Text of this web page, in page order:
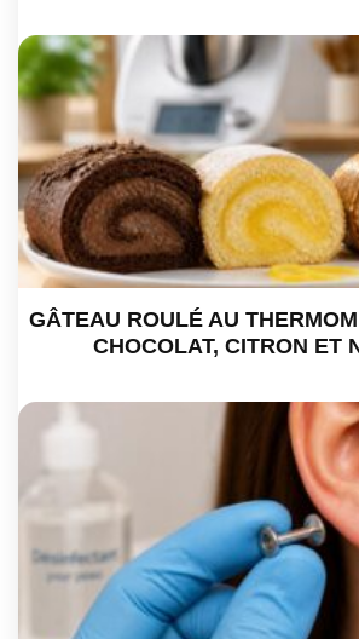
GÂTEAU ROULÉ AU
CHOCOLAT, CITRON ET